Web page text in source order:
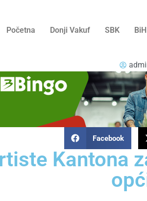
Početna Donji Vakuf SBK BiH
Facebook
Kantona